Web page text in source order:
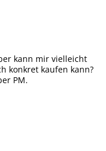
kann mir vielleicht
konkret kaufen kann?
PM.